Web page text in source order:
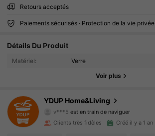
Retours acceptés
Paiements sécurisés · Protection de la vie privée
Détails Du Produit
Matériel: Verre
Voir plus
YDUP Home&Living
4.91
914 Suiveurs
v***5 est en train de naviguer
4.91
914 Suiveurs
Clients très fidèles Créé il y a 1 an